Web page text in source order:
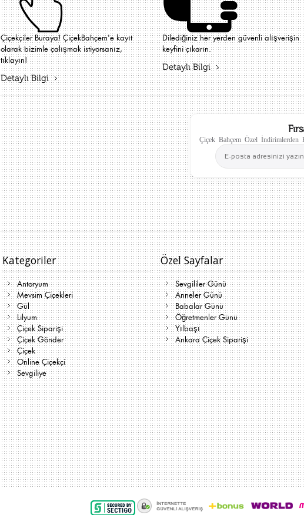
Çiçekçiler Buraya! ÇiçekBahçem'e kayıt
olarak bizimle çalışmak istiyorsanız,
tıklayın!
Detaylı Bilgi
Dilediğiniz her yerden güvenli alışverişin
keyfini çıkarın.
Detaylı Bilgi
Çiçek Bahçem Özel İndirimlerden
Kategoriler
Antoryum
Mevsim Çiçekleri
Gül
Lilyum
Çiçek Siparişi
Çiçek Gönder
Çiçek
Online Çiçekçi
Sevgiliye
Özel Sayfalar
Sevgililer Günü
Anneler Günü
Babalar Günü
Öğretmenler Günü
Yılbaşı
Ankara Çiçek Siparişi